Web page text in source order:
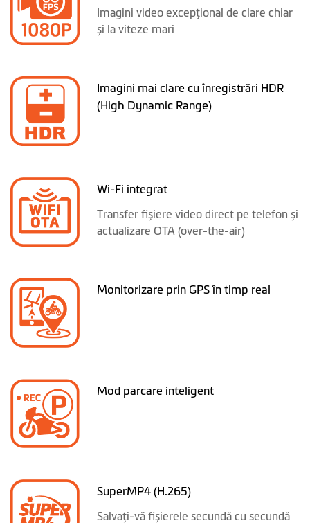
Imagini video excepţional de clare chiar
și la viteze mari
Imagini mai clare cu înregistrări HDR
(High Dynamic Range)
Wi-Fi integrat
Transfer fișiere video direct pe telefon și
actualizare OTA (over-the-air)
Monitorizare prin GPS în timp real
Mod parcare inteligent
SuperMP4 (H.265)
Salvaţi-vă fișierele secundă cu secundă